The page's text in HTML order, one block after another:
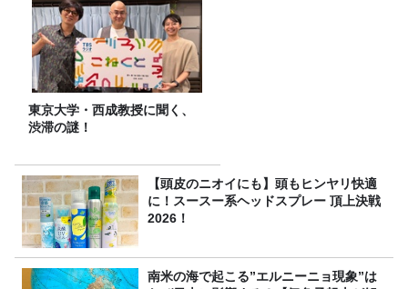
東京大学・西成教授に聞く、
渋滞の謎！
【頭皮のニオイにも】頭もヒンヤリ快適
に！スースー系ヘッドスプレー 頂上決戦
2026！
南米の海で起こる”エルニーニョ現象”は